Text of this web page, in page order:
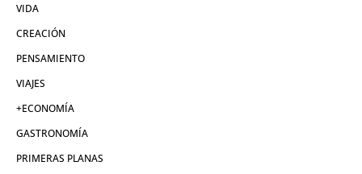
VIDA
CREACIÓN
PENSAMIENTO
VIAJES
+ECONOMÍA
GASTRONOMÍA
PRIMERAS PLANAS